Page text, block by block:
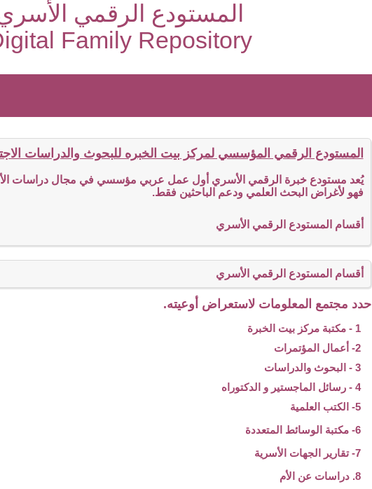
المستودع الرقمي
Family Repository
المستودع الرقمي المؤسسي لمركز بيت الخبره للبحوث والدراسات
يُعد مستودع خبرة الرقمي الأسري أول عمل عربي مؤسسي في مجال دراسات
فهو لأغراض البحث العلمي ودعم الباحثين فقط.
أقسام المستودع الرقمي الأسري
أقسام المستودع الرقمي الأسري
حدد مجتمع المعلومات لاستعراض أوعيته.
1 - مكتبة مركز بيت الخبرة
2- أعمال المؤتمرات
3 - البحوث والدراسات
4 - رسائل الماجستير و الدكتوراه
5- الكتب العلمية
6- مكتبة الوسائط المتعددة
7- تقارير الجهات الأسرية
8. دراسات عن الأم